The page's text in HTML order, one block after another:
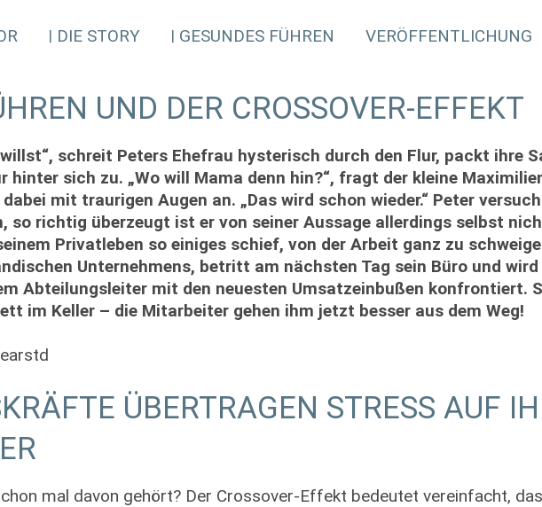
DIE STORY GESUNDES FÜHREN VERÖFFENTLICHUNG
UND DER CROSSOVER-EFFEKT
schreit Peters Ehefrau hysterisch durch den Flur, packt ihre
hinter sich zu. „Wo will Mama denn hin?“, fragt der kleine
mit traurigen Augen an. „Das wird schon wieder.“ Peter
so richtig überzeugt ist er von seiner Aussage allerdings selbst
Privatleben so einiges schief, von der Arbeit ganz zu
Unternehmens, betritt am nächsten Tag sein Büro und wird
Abteilungsleiter mit den neuesten Umsatzeinbußen konfrontiert.
im Keller – die Mitarbeiter gehen ihm jetzt besser aus dem Weg!
ÜBERTRAGEN STRESS AUF
mal davon gehört? Der Crossover-Effekt bedeutet vereinfacht,